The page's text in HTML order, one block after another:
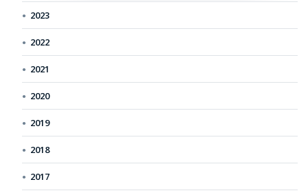
2023
2022
2021
2020
2019
2018
2017